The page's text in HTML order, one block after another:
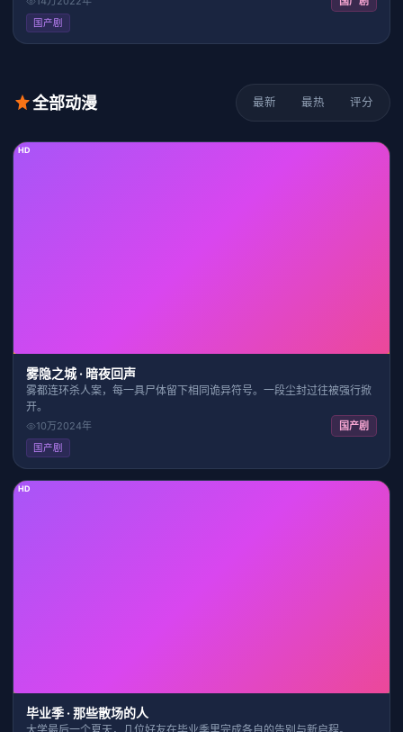
国产剧
全部动漫 最新 最热 评分
HD
雾隐之城 · 暗夜回声
雾都连环杀人案，每一具尸体留下相同诡异符号。一段尘封过往被强行掀
开。
10万2024年 国产剧
国产剧
HD
毕业季 · 那些散场的人
大学最后一个夏天，几位好友在毕业季里完成各自的告别与新启程。